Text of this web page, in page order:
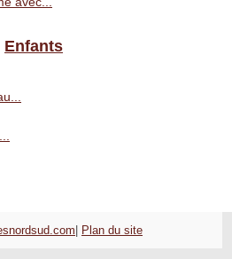
Enfants
| Plan du site